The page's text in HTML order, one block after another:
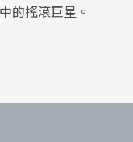
的搖滾巨星。